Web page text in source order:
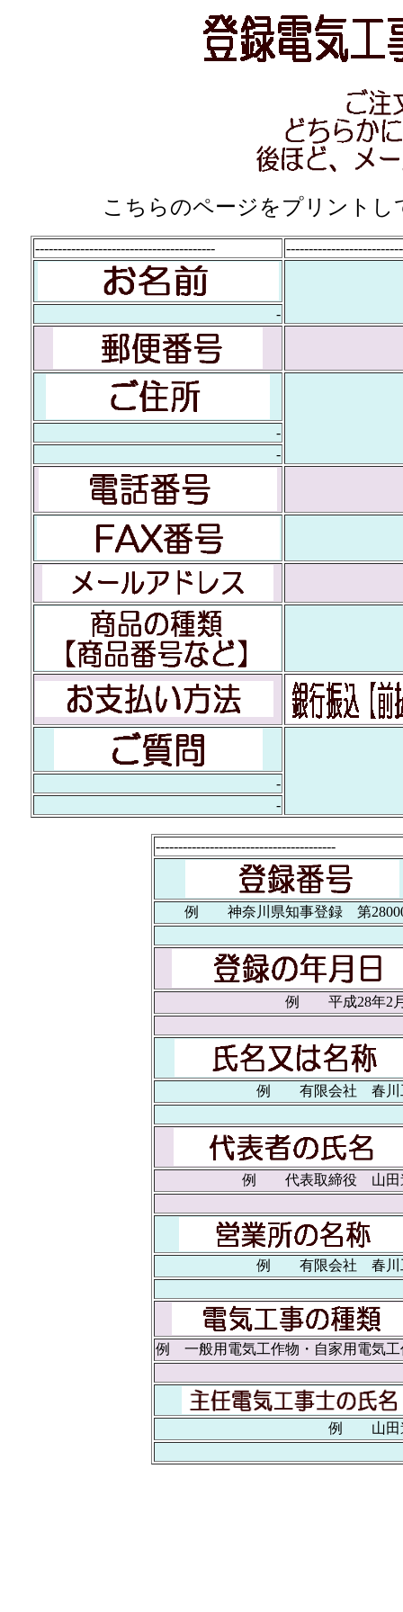
こちらのページをプリントし
----------------------------------------
-
-
-
-
-
----------------------------------------
例 神奈川県知事登録 第
例 平成28年2
例 有限会社 春川
例 代表取締役 山田
例 有限会社 春川
例 一般用電気工作物・自家用電気工
例 山田